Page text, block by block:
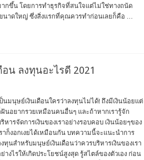
ขึ้น โดยการทำธุรกิจที่สนใจแต่ไม่ใช่ทางถนัด
นาดใหญ่ ซึ่งสิ่งแรกที่คุณควรทำก่อนเลยก็คือ …
น ลงทุนอะไรดี 2021
ป็นมนุษย์เงินเดือนใครว่าลงทุนไม่ได้! ถึงมีเงินน้อยแต่
ฝันอยากรวยเหมือนคนอื่นๆ และถ้าหากเรารู้จัก
หารจัดการเงินของเราอย่างรอบคอบ เงินน้อยๆของ
ราก็งอกเงยได้เหมือนกัน บทความนี้จะแนะนำการ
งทุนสำหรับมนุษย์เงินเดือนว่าควรบริหารเงินของเรา
ย่างไรให้เกิดประโยชน์สูงสุด รู้สไตล์ของตัวเอง ก่อน